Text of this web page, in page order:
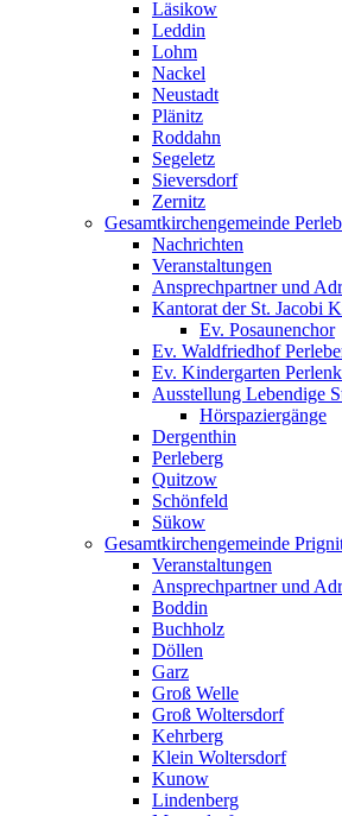
Läsikow
Leddin
Lohm
Nackel
Neustadt
Plänitz
Roddahn
Segeletz
Sieversdorf
Zernitz
Gesamtkirchengemeinde
Nachrichten
Veranstaltungen
Ansprechpartner und
Kantorat der St. Jacobi
Ev. Posaunenchor
Ev. Waldfriedhof
Ev. Kindergarten
Ausstellung Lebendige
Hörspaziergänge
Dergenthin
Perleberg
Quitzow
Schönfeld
Sükow
Gesamtkirchengemeinde
Veranstaltungen
Ansprechpartner und
Boddin
Buchholz
Döllen
Garz
Groß Welle
Groß Woltersdorf
Kehrberg
Klein Woltersdorf
Kunow
Lindenberg